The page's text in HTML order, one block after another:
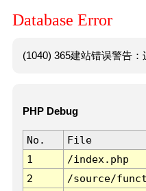
Database Error
(1040) 365建站错误警告
PHP Debug
No. File
1
/index.php
2
/source/